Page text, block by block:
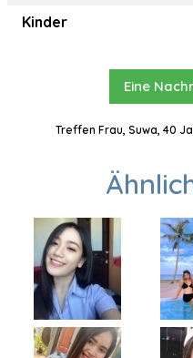
Kinder
Eine
Treffen Frau, Suwa, 40